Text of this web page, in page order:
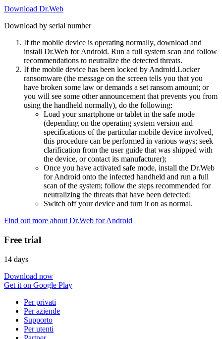
Download Dr.Web
Download by serial number
If the mobile device is operating normally, download and
install Dr.Web for Android. Run a full system scan and follow
recommendations to neutralize the detected threats.
If the mobile device has been locked by Android.Locker
ransomware (the message on the screen tells you that you
have broken some law or demands a set ransom amount; or
you will see some other announcement that prevents you from
using the handheld normally), do the following:
Load your smartphone or tablet in the safe mode
(depending on the operating system version and
specifications of the particular mobile device involved,
this procedure can be performed in various ways; seek
clarification from the user guide that was shipped with
the device, or contact its manufacturer);
Once you have activated safe mode, install the Dr.Web
for Android onto the infected handheld and run a full
scan of the system; follow the steps recommended for
neutralizing the threats that have been detected;
Switch off your device and turn it on as normal.
Find out more about Dr.Web for Android
Free trial
14 days
Download now
Get it on Google Play
Per privati
Per aziende
Supporto
Per utenti